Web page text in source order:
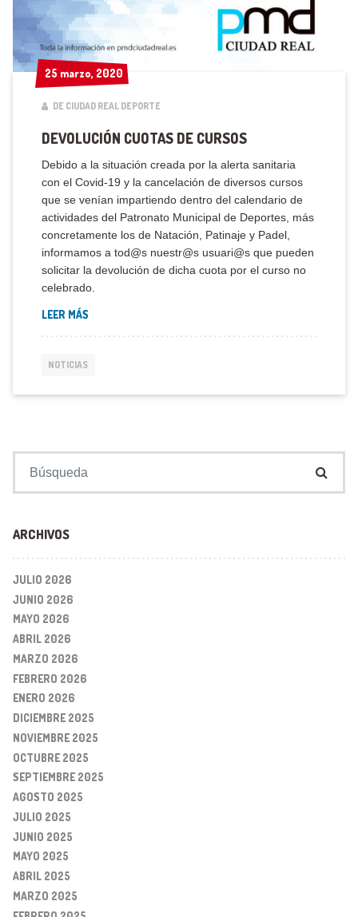
25 marzo, 2020
25 marzo, 2020
DE CIUDAD REAL DEPORTE
DEVOLUCIÓN CUOTAS DE CURSOS
Debido a la situación creada por la alerta sanitaria
con el Covid-19 y la cancelación de diversos cursos
que se venían impartiendo dentro del calendario de
actividades del Patronato Municipal de Deportes, más
concretamente los de Natación, Patinaje y Padel,
informamos a tod@s nuestr@s usuari@s que pueden
solicitar la devolución de dicha cuota por el curso no
celebrado.
LEER MÁS
NOTICIAS
ARCHIVOS
JULIO 2026
JUNIO 2026
MAYO 2026
ABRIL 2026
MARZO 2026
FEBRERO 2026
ENERO 2026
DICIEMBRE 2025
NOVIEMBRE 2025
OCTUBRE 2025
SEPTIEMBRE 2025
AGOSTO 2025
JULIO 2025
JUNIO 2025
MAYO 2025
ABRIL 2025
MARZO 2025